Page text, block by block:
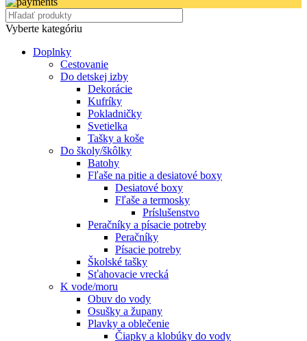
Vyberte kategóriu
Doplnky
Cestovanie
Do detskej izby
Dekorácie
Kufríky
Pokladničky
Svetielka
Tašky a koše
Do školy/škôlky
Batohy
Fľaše na pitie a desiatové boxy
Desiatové boxy
Fľaše a termosky
Príslušenstvo
Peračníky a písacie potreby
Peračníky
Písacie potreby
Školské tašky
Sťahovacie vrecká
K vode/moru
Obuv do vody
Osušky a župany
Plavky a oblečenie
Čiapky a klobúky do vody